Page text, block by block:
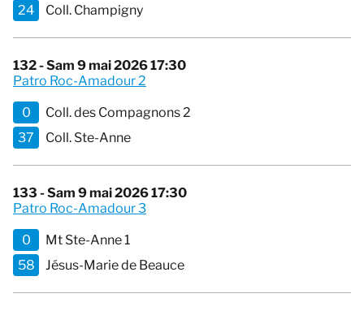
24
Coll. Champigny
132 - Sam 9 mai 2026 17:30
Patro Roc-Amadour 2
0
Coll. des Compagnons 2
37
Coll. Ste-Anne
133 - Sam 9 mai 2026 17:30
Patro Roc-Amadour 3
0
Mt Ste-Anne 1
58
Jésus-Marie de Beauce